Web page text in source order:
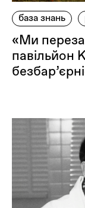
база знань
«Ми
павільйон